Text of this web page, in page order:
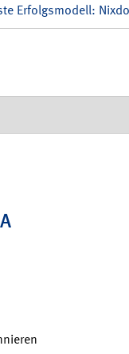
Erfolgsmodell: